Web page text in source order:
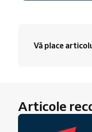
Vă place
Articole